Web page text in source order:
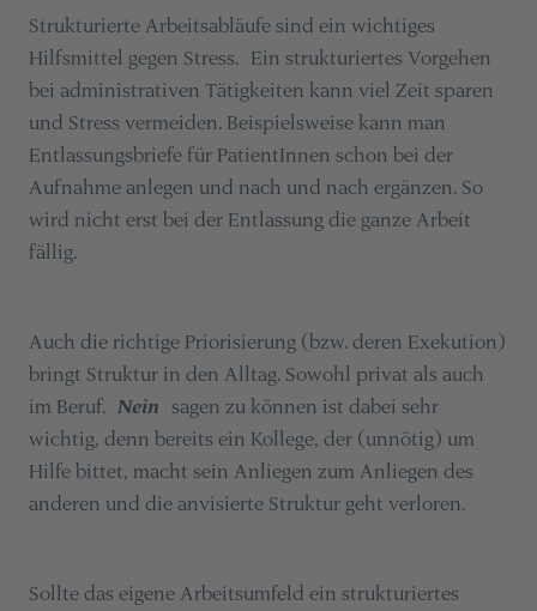
Strukturierte Arbeitsabläufe sind ein wichtiges
Hilfsmittel gegen Stress. Ein strukturiertes Vorgehen
bei administrativen Tätigkeiten kann viel Zeit sparen
und Stress vermeiden. Beispielsweise kann man
Entlassungsbriefe für PatientInnen schon bei der
Aufnahme anlegen und nach und nach ergänzen. So
wird nicht erst bei der Entlassung die ganze Arbeit
fällig.
Auch die richtige Priorisierung (bzw. deren Exekution)
bringt Struktur in den Alltag. Sowohl privat als auch
im Beruf. Nein sagen zu können ist dabei sehr
wichtig, denn bereits ein Kollege, der (unnötig) um
Hilfe bittet, macht sein Anliegen zum Anliegen des
anderen und die anvisierte Struktur geht verloren.
Sollte das eigene Arbeitsumfeld ein strukturiertes